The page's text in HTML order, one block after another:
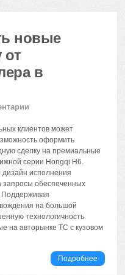
новые
от
в
клиентов может
оформить
сделку на премиальные
серии Hongqi H6.
исполнения
запросы обеспеченных
Поддерживая
на большой
технологичность
на авторынке ТС с кузовом
Подробнее